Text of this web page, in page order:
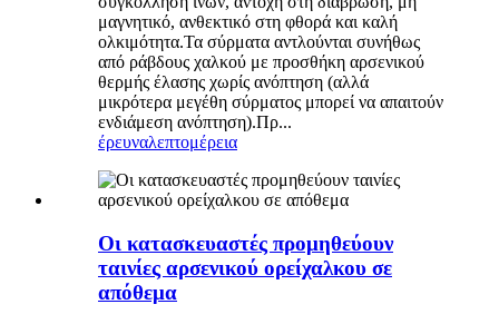
μαγνητικό, ανθεκτικό στη φθορά και καλή
ολκιμότητα.Τα σύρματα αντλούνται συνήθως
από ράβδους χαλκού με προσθήκη αρσενικού
θερμής έλασης χωρίς ανόπτηση (αλλά
μικρότερα μεγέθη σύρματος μπορεί να απαιτούν
ενδιάμεση ανόπτηση).Πρ...
έρευναλεπτομέρεια
Οι κατασκευαστές προμηθεύουν
ταινίες αρσενικού ορείχαλκου σε
απόθεμα